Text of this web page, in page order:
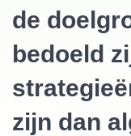
de
bedoeld
zijn dan